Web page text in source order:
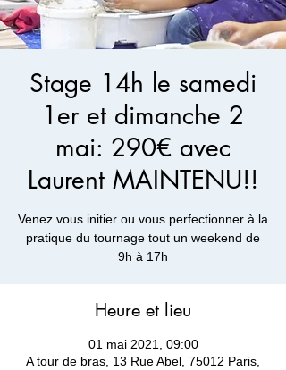
Stage 14h le samedi
1er et dimanche 2
mai: 290€ avec
Laurent MAINTENU!!
Venez vous initier ou vous perfectionner à la
pratique du tournage tout un weekend de
9h à 17h
Heure et lieu
01 mai 2021, 09:00
A tour de bras, 13 Rue Abel, 75012 Paris,